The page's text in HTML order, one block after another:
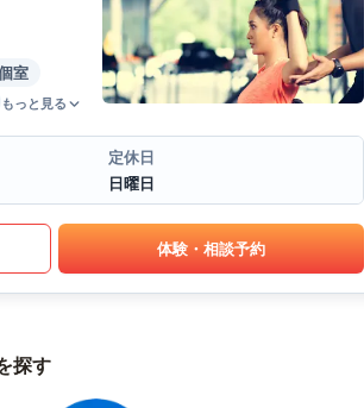
室
もっと見る
定休日
日曜日
体験・相談予約
探す